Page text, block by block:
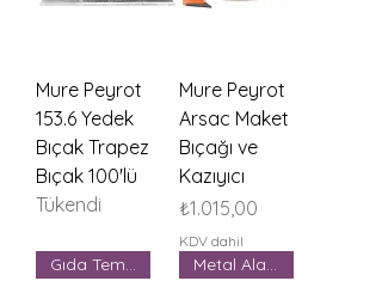
Mure Peyrot
153.6 Yedek
Bıçak Trapez
Bıçak 100'lü
Tükendi
Mure Peyrot
Arsac Maket
Bıçağı ve
Kazıyıcı
Fiyat
₺1.015,00
KDV dahil
Gıda Teması Uygun Metal Alaşımlı